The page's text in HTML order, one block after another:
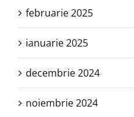
februarie 2025
ianuarie 2025
decembrie 2024
noiembrie 2024